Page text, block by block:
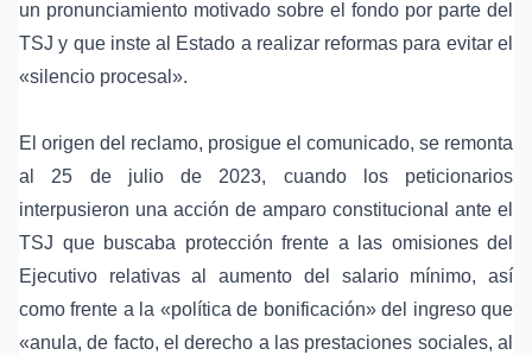
un pronunciamiento motivado sobre el fondo por parte del
TSJ y que inste al Estado a realizar reformas para evitar el
«silencio procesal».
El origen del reclamo, prosigue el comunicado, se remonta
al 25 de julio de 2023, cuando los peticionarios
interpusieron una acción de amparo constitucional ante el
TSJ que buscaba protección frente a las omisiones del
Ejecutivo relativas al aumento del salario mínimo, así
como frente a la «política de bonificación» del ingreso que
«anula, de facto, el derecho a las prestaciones sociales, al